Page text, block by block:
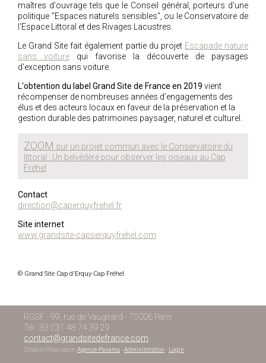
maîtres d'ouvrage tels que le Conseil général, porteurs d'une
politique "Espaces naturels sensibles", ou le Conservatoire de
l'Espace Littoral et des Rivages Lacustres.
Le Grand Site fait également partie du projet Escapade nature
sans voiture qui favorise la découverte de paysages
d'exception sans voiture.
L'obtention du label Grand Site de France en 2019 vient
récompenser de nombreuses années d’engagements des
élus et des acteurs locaux en faveur de la préservation et la
gestion durable des patrimoines paysager, naturel et culturel.
ZOOM sur un projet commun avec le Conservatoire du
littoral : Un belvédère pour observer les oiseaux au Cap
Fréhel
Contact
direction@caperquyfrehel.fr
Site internet
www.grandsite-capserquyfrehel.com
© Grand Site Cap d'Erquy-Cap Fréhel
RGSF - 99, rue de Vaugirard - 75006 Paris
Tél : 33 (0)1 48 74 39 29
contact@grandsitedefrance.com
Création/RéalisationAgence-Panama - Administration - Login